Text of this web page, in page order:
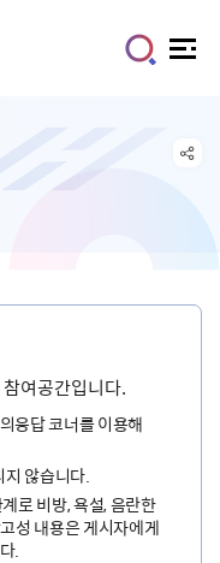
여공간입니다.
응답 코너를 이용해
지 않습니다.
로 비방, 욕설, 음란한
성 내용은 게시자에게
.